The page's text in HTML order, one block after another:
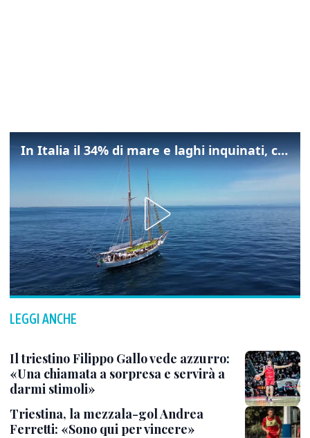
In Italia il 34% di mare e laghi inquinati, colpa della maladepurazione
LEGGI ANCHE
Il triestino Filippo Gallo vede azzurro:
«Una chiamata a sorpresa e servirà a
darmi stimoli»
Triestina, la mezzala-gol Andrea
Ferretti: «Sono qui per vincere»